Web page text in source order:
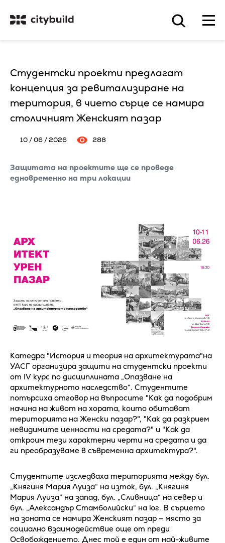
Студентски проекти предлагат
концепция за ревитализиране на
територия, в чието сърце се намира
столичният Женският пазар
10 / 06 / 2026 288
Защитата на проектите ще се проведе
едновременно на три локации
Катедра "История и теория на архитектурата"на
УАСГ организира защити на студентски проекти
от IV курс по дисциплината „Опазване на
архитектурното наследство“. Студентите
потърсиха отговор на въпросите "Как да подобрим
начина на живот на хората, които обитават
територията на Женски пазар?", "Как да разкрием
невидимите ценности на средата?" и "Как да
откроим тези характерни черти на средата и да
ги преобразуваме в съвременна архитектура?".
Студентите изследваха територията между бул.
„Княгиня Мария Луиза“ на изток, бул. „Княгиня
Мария Луиза“ на запад, бул. „Сливница“ на север и
бул. „Александър Стамболийски“ на юг. В сърцето
на зоната се намира Женският пазар – място за
социално взаимодействие още от преди
Освобождението. Днес той е един от най-живите